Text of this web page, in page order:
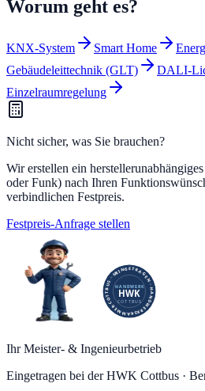
Worum geht es?
KNX-System Smart Home
Gebäudeleittechnik (GLT)
DALI-
Einzelraumregelung
Nicht sicher, was Sie brauchen?
Wir erstellen ein
oder Funk) nach Ihren
verbindlichen Festpreis.
Festpreis-Anfrage stellen
Ihr Meister- & Ingenieurbetrieb
Eingetragen bei der HWK Cottbus ·